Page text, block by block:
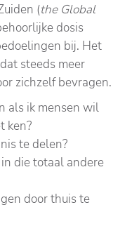
(the Global
dosis
bij. Het
steeds meer
zichzelf bevragen.
als ik mensen wil
ken?
te delen?
die totaal andere
door thuis te